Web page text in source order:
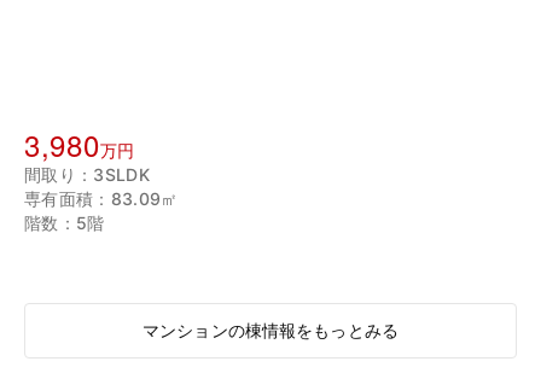
3,980万円
間取り：3SLDK
専有面積：83.09㎡
階数：5階
マンションの棟情報をもっとみる